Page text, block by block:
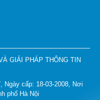
GIẢI PHÁP THÔNG TIN
Ngày cấp: 18-03-2008, Nơi
phố Hà Nội